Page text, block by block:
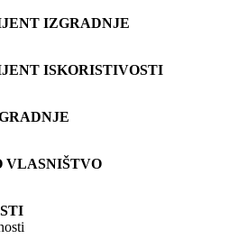
IZGRADNJE
ISKORISTIVOSTI
VLASNIŠTVO